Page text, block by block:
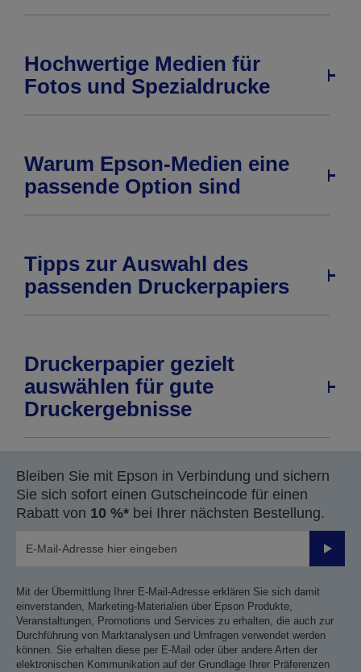
Hochwertige Medien für
Fotos und Spezialdrucke
Warum Epson-Medien eine
passende Option sind
Tipps zur Auswahl des
passenden Druckerpapiers
Druckerpapier gezielt
auswählen für gute
Druckergebnisse
Bleiben Sie mit Epson in Verbindung und sichern
Sie sich sofort einen Gutscheincode für einen
Rabatt von 10 %* bei Ihrer nächsten Bestellung.
Mit der Übermittlung Ihrer E-Mail-Adresse erklären Sie sich damit
einverstanden, Marketing-Materialien über Epson Produkte,
Veranstaltungen, Promotions und Services zu erhalten, die auch zur
Durchführung von Marktanalysen und Umfragen verwendet werden
können. Sie erhalten diese per E-Mail oder über andere Arten der
elektronischen Kommunikation auf der Grundlage Ihrer Präferenzen